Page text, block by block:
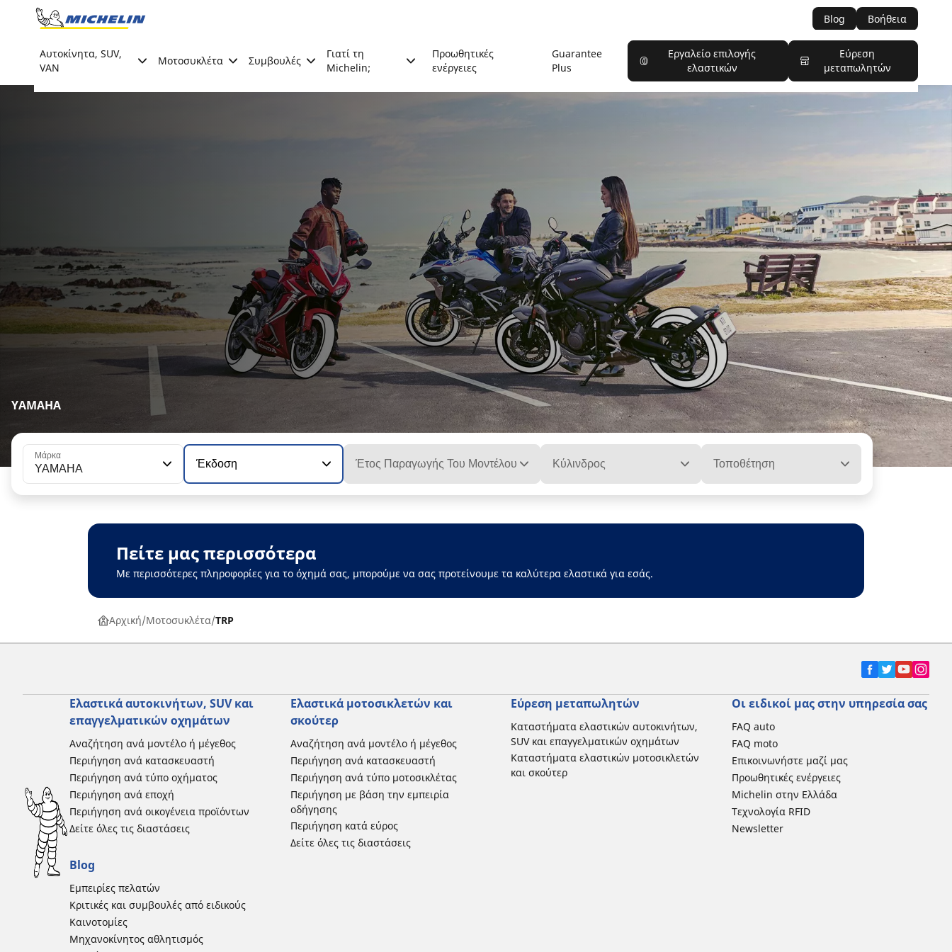
Go to page content
Blog Βοήθεια
Αυτοκίνητα, SUV,
VAN
Μοτοσυκλέτα Συμβουλές
Γιατί τη
Michelin;
Προωθητικές
ενέργειες
Guarantee
Plus
Εργαλείο επιλογής
ελαστικών
Εύρεση
μεταπωλητών
YAMAHA
Μάρκα
YAMAHA Έκδοση Έτος Παραγωγής Του Μοντέλου Κύλινδρος Τοποθέτηση
Πείτε μας περισσότερα
Με περισσότερες πληροφορίες για το όχημά σας, μπορούμε να σας προτείνουμε τα καλύτερα ελαστικά για εσάς.
Αρχική Μοτοσυκλέτα TRP
Ελαστικά αυτοκινήτων, SUV και
επαγγελματικών οχημάτων
Αναζήτηση ανά μοντέλο ή μέγεθος
Περιήγηση ανά κατασκευαστή
Περιήγηση ανά τύπο οχήματος
Περιήγηση ανά εποχή
Περιήγηση ανά οικογένεια προϊόντων
Δείτε όλες τις διαστάσεις
Ελαστικά μοτοσικλετών και
σκούτερ
Αναζήτηση ανά μοντέλο ή μέγεθος
Περιήγηση ανά κατασκευαστή
Περιήγηση ανά τύπο μοτοσικλέτας
Περιήγηση με βάση την εμπειρία
οδήγησης
Περιήγηση κατά εύρος
Δείτε όλες τις διαστάσεις
Εύρεση μεταπωλητών
Καταστήματα ελαστικών αυτοκινήτων,
SUV και επαγγελματικών οχημάτων
Καταστήματα ελαστικών μοτοσικλετών
και σκούτερ
Οι ειδικοί μας στην υπηρεσία σας
FAQ auto
FAQ moto
Επικοινωνήστε μαζί μας
Προωθητικές ενέργειες
Michelin στην Ελλάδα
Τεχνολογία RFID
Newsletter
Blog
Εμπειρίες πελατών
Κριτικές και συμβουλές από ειδικούς
Καινοτομίες
Μηχανοκίνητος αθλητισμός